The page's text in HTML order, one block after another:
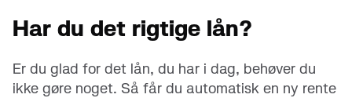
Har du det rigtige lån?
Er du glad for det lån, du har i dag, behøver du
ikke gøre noget. Så får du automatisk en ny rente